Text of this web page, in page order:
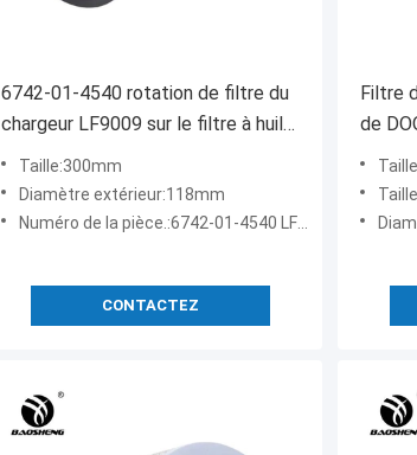
6742-01-4540 rotation de filtre du
chargeur LF9009 sur le filtre à huile
300*118mm
Taille:300mm
Diamètre extérieur:118mm
Numéro de la pièce.:6742-01-4540 LF9009 C-5707 11NA70110 14503824 3401544
CONTACTEZ
Filtre
de